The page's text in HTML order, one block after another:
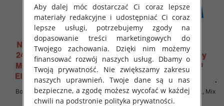
Bokserki męskie Roz M-2XL, Mix
kolor Paczka 24 szt
Bokserki męskie Roz M-2XL, Mix
kolor Paczka 24 szt
Aby dalej móc dostarczać Ci coraz lepsze
materiały redakcyjne i udostępniać Ci coraz
lepsze usługi, potrzebujemy zgody na
dopasowanie treści marketingowych do
Twojego zachowania. Dzięki nim możemy
finansować rozwój naszych usług. Dbamy o
Twoją prywatność. Nie zwiększamy zakresu
naszych uprawnień. Twoje dane są u nas
bezpieczne, a zgodę możesz wycofać w każdej
chwili na podstronie polityka prywatności.